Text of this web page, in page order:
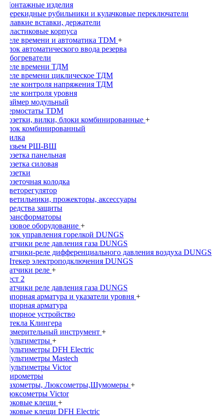
Монтажные изделия
Перекидные рубильники и кулачковые переключатели
Плавкие вставки, держатели
Пластиковые корпуса
Реле времени и автоматика TDM +
Блок автоматического ввода резерва
Обогреватели
Реле времени ТДМ
Реле времени циклическое ТДМ
Реле контроля напряжения ТДМ
Реле контроля уровня
Таймер модульный
Термостаты TDM
Розетки, вилки, блоки комбинированные +
Блок комбинированный
Вилка
Разьем РШ-ВШ
Розетка панельная
Розетка силовая
Розетки
Розеточная колодка
Светорегулятор
Светильники, прожекторы, аксессуары
Средства защиты
Трансформаторы
Газовое оборудование +
Блок управления горелкой DUNGS
Датчики реле давления газа DUNGS
Датчики-реле дифференциального давления воздуха DUNGS
Штекер электроподключения DUNGS
Датчики реле +
Тест 2
Датчики реле давления газа DUNGS
Запорная арматура и указатели уровня +
Запорная арматура
Запорное устройство
Стекла Клингера
Измерительный инструмент +
Мультиметры +
Мультиметры DFH Electric
Мультиметры Mastech
Мультиметры Victor
Пирометры
Тахометры, Люксометры,Шумомеры +
Люксометры Victor
Токовые клещи +
Токовые клещи DFH Electric